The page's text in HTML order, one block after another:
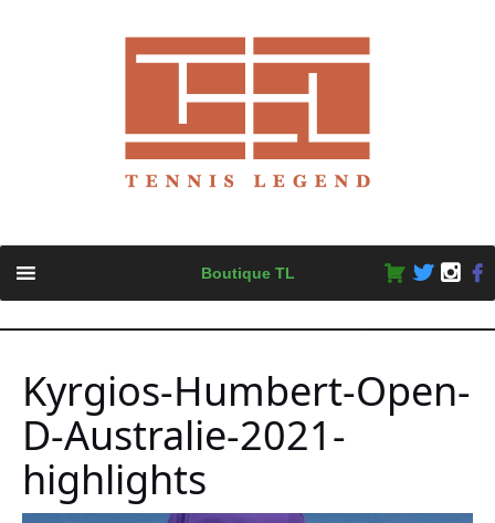
content
Boutique TL
Kyrgios-Humbert-Open-
D-Australie-2021-
highlights